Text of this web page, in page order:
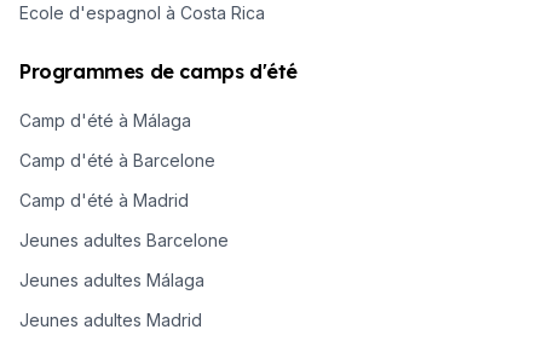
Ecole d'espagnol à Costa Rica
Programmes de camps d'été
Camp d'été à Málaga
Camp d'été à Barcelone
Camp d'été à Madrid
Jeunes adultes Barcelone
Jeunes adultes Málaga
Jeunes adultes Madrid